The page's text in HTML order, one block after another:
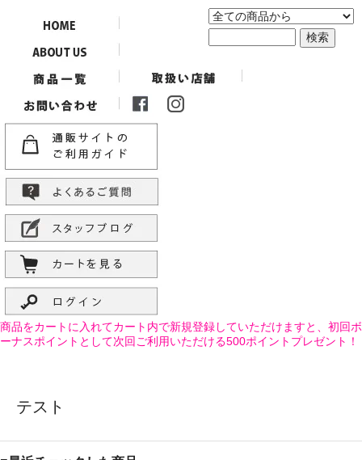
商品をカートに入れてカート内で新規登録していただけますと、初回ボ
ーナスポイントとして次回ご利用いただける500ポイントプレゼント！
テスト